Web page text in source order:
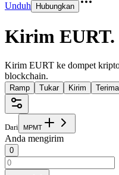
Unduh Hubungkan
Kirim EURT.
Kirim EURT ke dompet
blockchain.
Ramp Tukar Kirim Terima
Dari MPMT
Anda mengirim
0